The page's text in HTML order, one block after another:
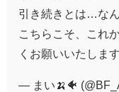
引き続きとは…な
こちらこそ、これ
くお願いいたします
— まい🍌🐠